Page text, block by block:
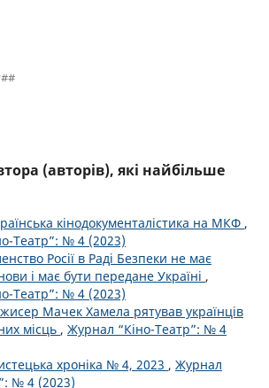
(авторів), які найбільше
кінодокументалістика на МКФ ,
Театр”: № 4 (2023)
Росії в Раді Безпеки не має
і має бути передане Україні ,
Театр”: № 4 (2023)
Мачек Хамела рятував українців
місць , Журнал “Кіно-Театр”: № 4
хроніка № 4, 2023 , Журнал
№ 4 (2023)